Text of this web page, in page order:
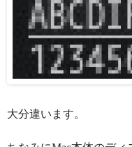
大分違います。